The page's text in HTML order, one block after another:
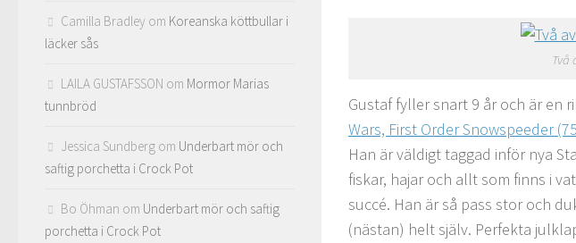
Två
Gustaf fyller snart 9 år och är en
Wars, First Order Snowspeeder
Han är väldigt taggad inför nya
fiskar, hajar och allt som finns i
succé. Han är så pass stor och
(nästan) helt själv. Perfekta
Camilla Bradley om Koreanska köttbullar i
läcker sås
LAILA GUSTAFSSON om Mormor Marias
tunnbröd
Jessica Sundberg om Underbart mör och
saftig porchetta i Crock Pot
Bo Öhman om Underbart mör och saftig
porchetta i Crock Pot